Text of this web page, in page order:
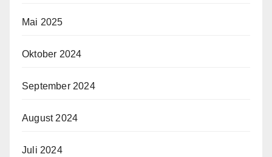
Mai 2025
Oktober 2024
September 2024
August 2024
Juli 2024